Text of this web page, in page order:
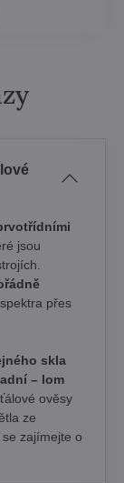
jsou
přes
skla
– lom
ověsy
ze
zajímejte o